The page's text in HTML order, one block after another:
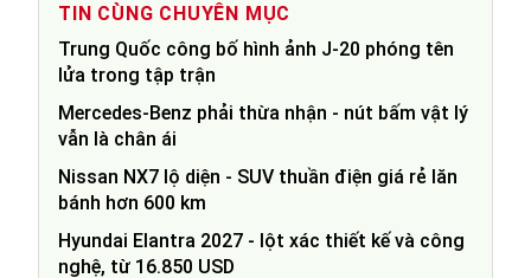
TIN CÙNG CHUYÊN MỤC
Trung Quốc công bố hình ảnh J-20 phóng tên
lửa trong tập trận
Mercedes-Benz phải thừa nhận - nút bấm vật lý
vẫn là chân ái
Nissan NX7 lộ diện - SUV thuần điện giá rẻ lăn
bánh hơn 600 km
Hyundai Elantra 2027 - lột xác thiết kế và công
nghệ, từ 16.850 USD